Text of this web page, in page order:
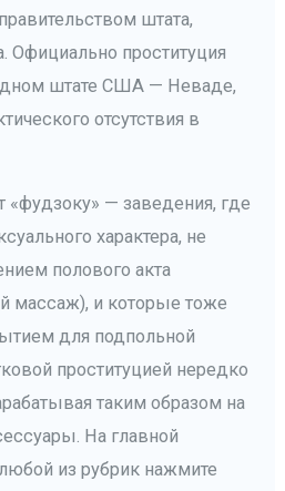
штата,
Официально проституция
штате США — Неваде,
отсутствия в
— заведения, где
характера, не
полового акта
массаж), и которые тоже
для подпольной
проституцией нередко
таким образом на
На главной
из рубрик нажмите